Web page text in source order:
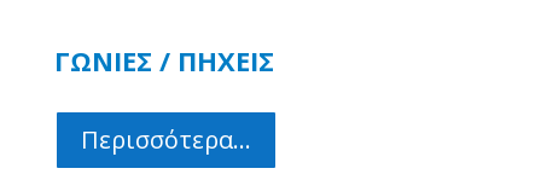
ΓΩΝΙΕΣ / ΠΗΧΕΙΣ
Περισσότερα...